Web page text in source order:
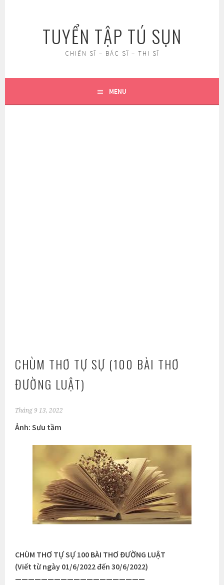
TUYỂN TẬP TÚ SỤN
CHIẾN SĨ – BÁC SĨ – THI SĨ
MENU
CHÙM THƠ TỰ SỰ (100 BÀI THƠ
ĐƯỜNG LUẬT)
Tháng 9 13, 2022
Ảnh: Sưu tầm
CHÙM THƠ TỰ SỰ 100 BÀI THƠ ĐƯỜNG LUẬT
(Viết từ ngày 01/6/2022 đến 30/6/2022)
————————————————————